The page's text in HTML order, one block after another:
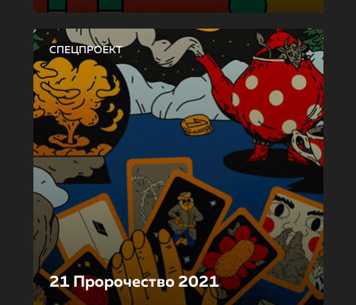
СПЕЦПРОЕКТ
21 Пророчество 2021